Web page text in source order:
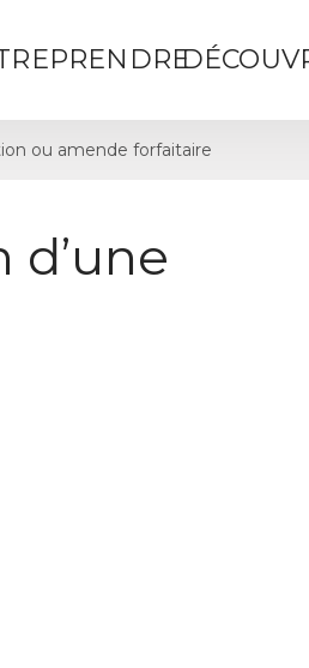
ou amende forfaitaire